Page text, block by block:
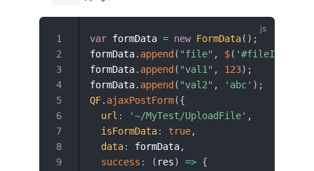
var formData = new FormData( ) ;
formData. append ( "file" , $( '#fileInput'
formData. append ( "val1" , 123) ;
formData. append ( "val2" , 'abc' ) ;
QF. ajaxPostForm({
url : '~/MyTest/UploadFile' ,
isFormData: true,
data: formData,
success : ( res) => {